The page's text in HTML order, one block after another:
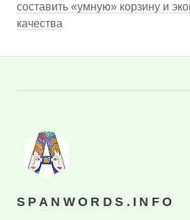
составить «умную» корзину и
качества
SPANWORDS.INFO